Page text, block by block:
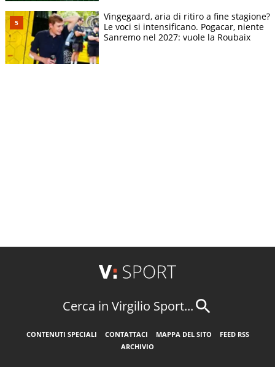
Vingegaard, aria di ritiro a fine stagione?
Le voci si intensificano. Pogacar, niente
Sanremo nel 2027: vuole la Roubaix
Cerca in Virgilio Sport...
CONTENUTI SPECIALI CONTATTACI MAPPA DEL SITO
FEED RSS
ARCHIVIO